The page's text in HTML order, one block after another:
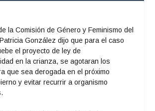
la Comisión de Género y Feminismo del
González dijo que para el caso
el proyecto de ley de
en la crianza, se agotaran los
que sea derogada en el próximo
y evitar recurrir a organismo